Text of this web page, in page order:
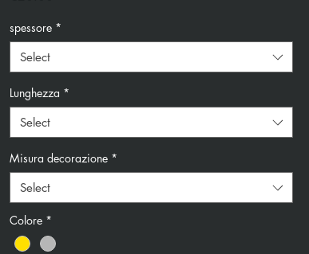
spessore *
Select
Lunghezza *
Select
Misura decorazione *
Select
Colore *